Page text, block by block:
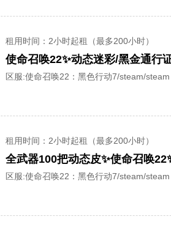
租用时间 ：2小时起租（最多200小时）
使命召唤22✨动态迷彩/黑金通行
区服:使命召唤22：黑色行动7/steam/steam
租用时间 ：2小时起租（最多200小时）
区服:使命召唤22：黑色行动7/steam/steam